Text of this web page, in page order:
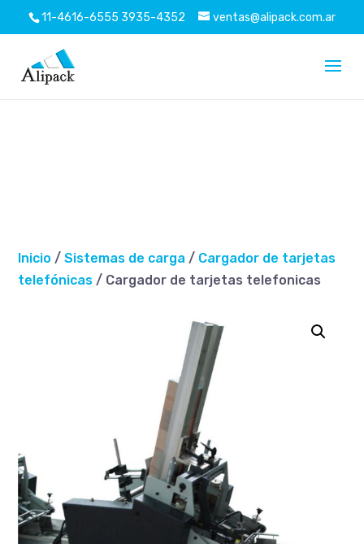
Pegue también este código inmediatamente después
de la etiqueta de apertura:
11-4616-6555 3935-4352 ventas@alipack.com.ar
Inicio /Sistemas de carga / Cargador de tarjetas
telefónicas / Cargador de tarjetas telefonicas